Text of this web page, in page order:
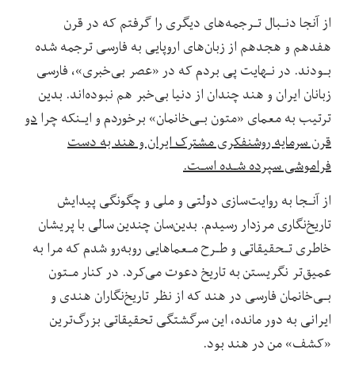
از آنجا دنـبال تـرجمه‌های دیگری را گرفتم‌ که‌ در قرن
هفدهم و هجدهم از زبان‌های اروپایی به فارسی ترجمه شده
بـودند. در‌ نـهایت‌ پی بردم که در «عصر بی‌خبری»، فارسی‌
زبانان‌ ایران و هند‌ چندان‌ از دنیا بی‌خبر هم نبوده‌اند. بدین
ترتیب‌ به‌ معمای «متون بـی‌خانمان» برخوردم و ایـنکه چرادو
قرن سرمایه روشنفکری مشترک ایران و هند‌ به دست
فراموشی سپرده شـده اسـت.
از‌ آنـجا به روایت‌سازی دولتی‌ و ملی و چگونگی پیدایش
تاریخ‌نگاری‌ مرزدار‌ رسیدم. بدین‌سان چندین سالی با پریشان
خاطری تـحقیقاتی و طـرح مـعماهایی روبه‌رو شدم که‌ مرا‌ به
عمیق‌تر نگریستن به تاریخ دعوت‌ می‌کرد. در‌ کنار‌ مـتون
بـی‌خانمان فارسی‌ در‌ هند که از نظر‌ تاریخ‌نگاران‌ هندی و
ایرانی به دور مانده، این سرگشتگی تحقیقاتی بزرگ‌ترین
«کشف» من در هند بود.